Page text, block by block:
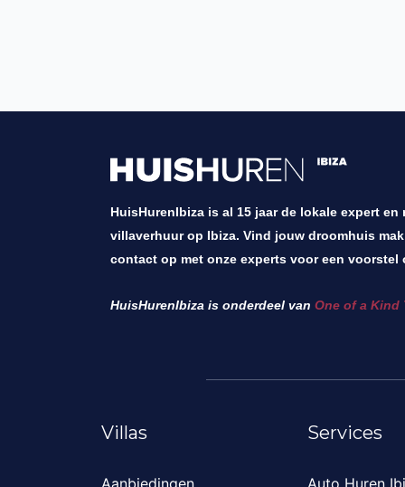
HuisHurenIbiza is al 15 jaar de lokale expert en
villaverhuur op Ibiza. Vind jouw droomhuis
contact op met onze experts voor een voorstel
HuisHurenIbiza is onderdeel van One of a Kind
Villas Services